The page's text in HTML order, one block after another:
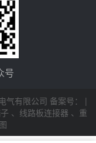
号
气有限公司 备案号： |
、 线路板连接器 、 重